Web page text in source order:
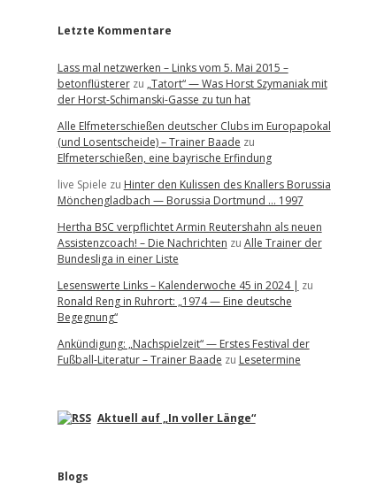
Letzte Kommentare
Lass mal netzwerken – Links vom 5. Mai 2015 –
betonflüstererzu „Tatort“ — Was Horst Szymaniak mit
der Horst-Schimanski-Gasse zu tun hat
Alle Elfmeterschießen deutscher Clubs im Europapokal
(und Losentscheide) – Trainer Baade zu
Elfmeterschießen, eine bayrische Erfindung
live Spiele zu Hinter den Kulissen des Knallers Borussia
Mönchengladbach — Borussia Dortmund … 1997
Hertha BSC verpflichtet Armin Reutershahn als neuen
Assistenzcoach! – Die Nachrichten zu Alle Trainer der
Bundesliga in einer Liste
Lesenswerte Links – Kalenderwoche 45 in 2024 | zu
Ronald Reng in Ruhrort: „1974 — Eine deutsche
Begegnung“
Ankündigung: „Nachspielzeit“ — Erstes Festival der
Fußball-Literatur – Trainer Baade zu Lesetermine
Aktuell auf „In voller Länge“
Blogs